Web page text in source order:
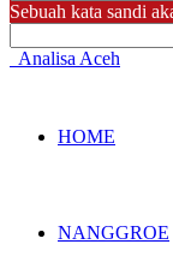
Sebuah kata sandi
Analisa Aceh
HOME
NANGGROE